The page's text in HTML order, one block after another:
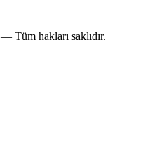
— Tüm hakları saklıdır.